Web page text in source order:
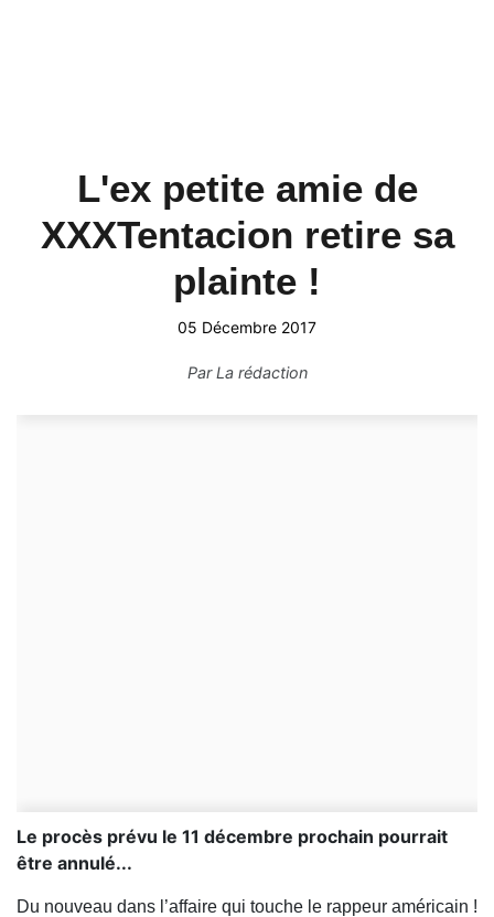
L'ex petite amie de
XXXTentacion retire sa
plainte !
05 Décembre 2017
ParLa rédaction
Le procès prévu le 11 décembre prochain pourrait
être annulé...
Du nouveau dans l’affaire qui touche le rappeur américain !